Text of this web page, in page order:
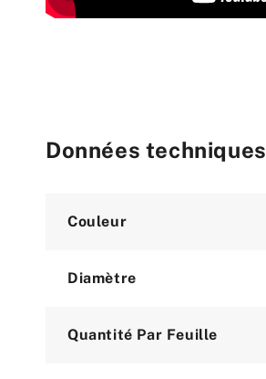
Données techniques
Couleur
Diamètre
Quantité Par Feuille